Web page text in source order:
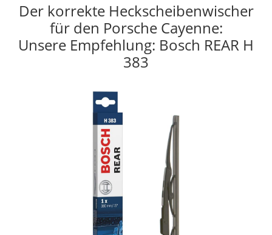
Der korrekte Heckscheibenwischer
für den Porsche Cayenne:
Unsere Empfehlung: Bosch REAR H
383